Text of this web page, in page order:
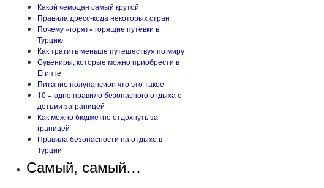
Какой чемодан самый крутой
Правила дресс-кода некоторых стран
Почему «горят» горящие путевки в
Турцию
Как тратить меньше путешествуя по миру
Сувениры, которые можно приобрести в
Египте
Питание полупансион что это такое
10 + одно правило безопасного отдыха с
детьми заграницей
Как можно бюджетно отдохнуть за
границей
Правила безопасности на отдыхе в
Турции
Самый, самый…